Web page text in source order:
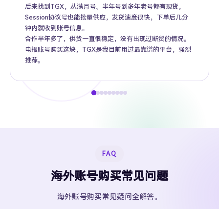
后来找到TGX，从满月号、半年号到多年老号都有现货，
Session协议号也能批量供应，发货速度很快，下单后几分
钟内就收到账号信息。
合作半年多了，供货一直很稳定，没有出现过断货的情况。
电报账号购买这块，TGX是我目前用过最靠谱的平台，强烈
推荐。
FAQ
海外账号购买常见问题
海外账号购买常见疑问全解答。